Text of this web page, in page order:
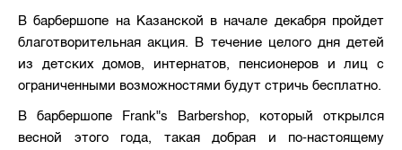
В барбершопе на Казанской в начале декабря пройдет
благотворительная акция. В течение целого дня детей
из детских домов, интернатов, пенсионеров и лиц с
ограниченными возможностями будут стричь бесплатно.
В барбершопе Frank"s Barbershop, который открылся
весной этого года, такая добрая и по-настоящему